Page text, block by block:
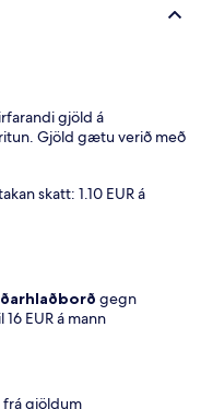
gjöld á
Gjöld gætu verið með
skatt: 1.10 EUR á
gegn
EUR á mann
frá gjöldum